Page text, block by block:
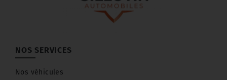
NOS SERVICES
Nos véhicules